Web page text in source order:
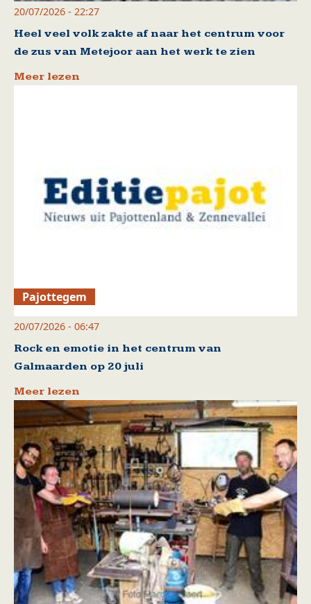
20/07/2026 - 22:27
Heel veel volk zakte af naar het centrum voor
de zus van Metejoor aan het werk te zien
Meer lezen
Pajottegem
20/07/2026 - 06:47
Rock en emotie in het centrum van
Galmaarden op 20 juli
Meer lezen